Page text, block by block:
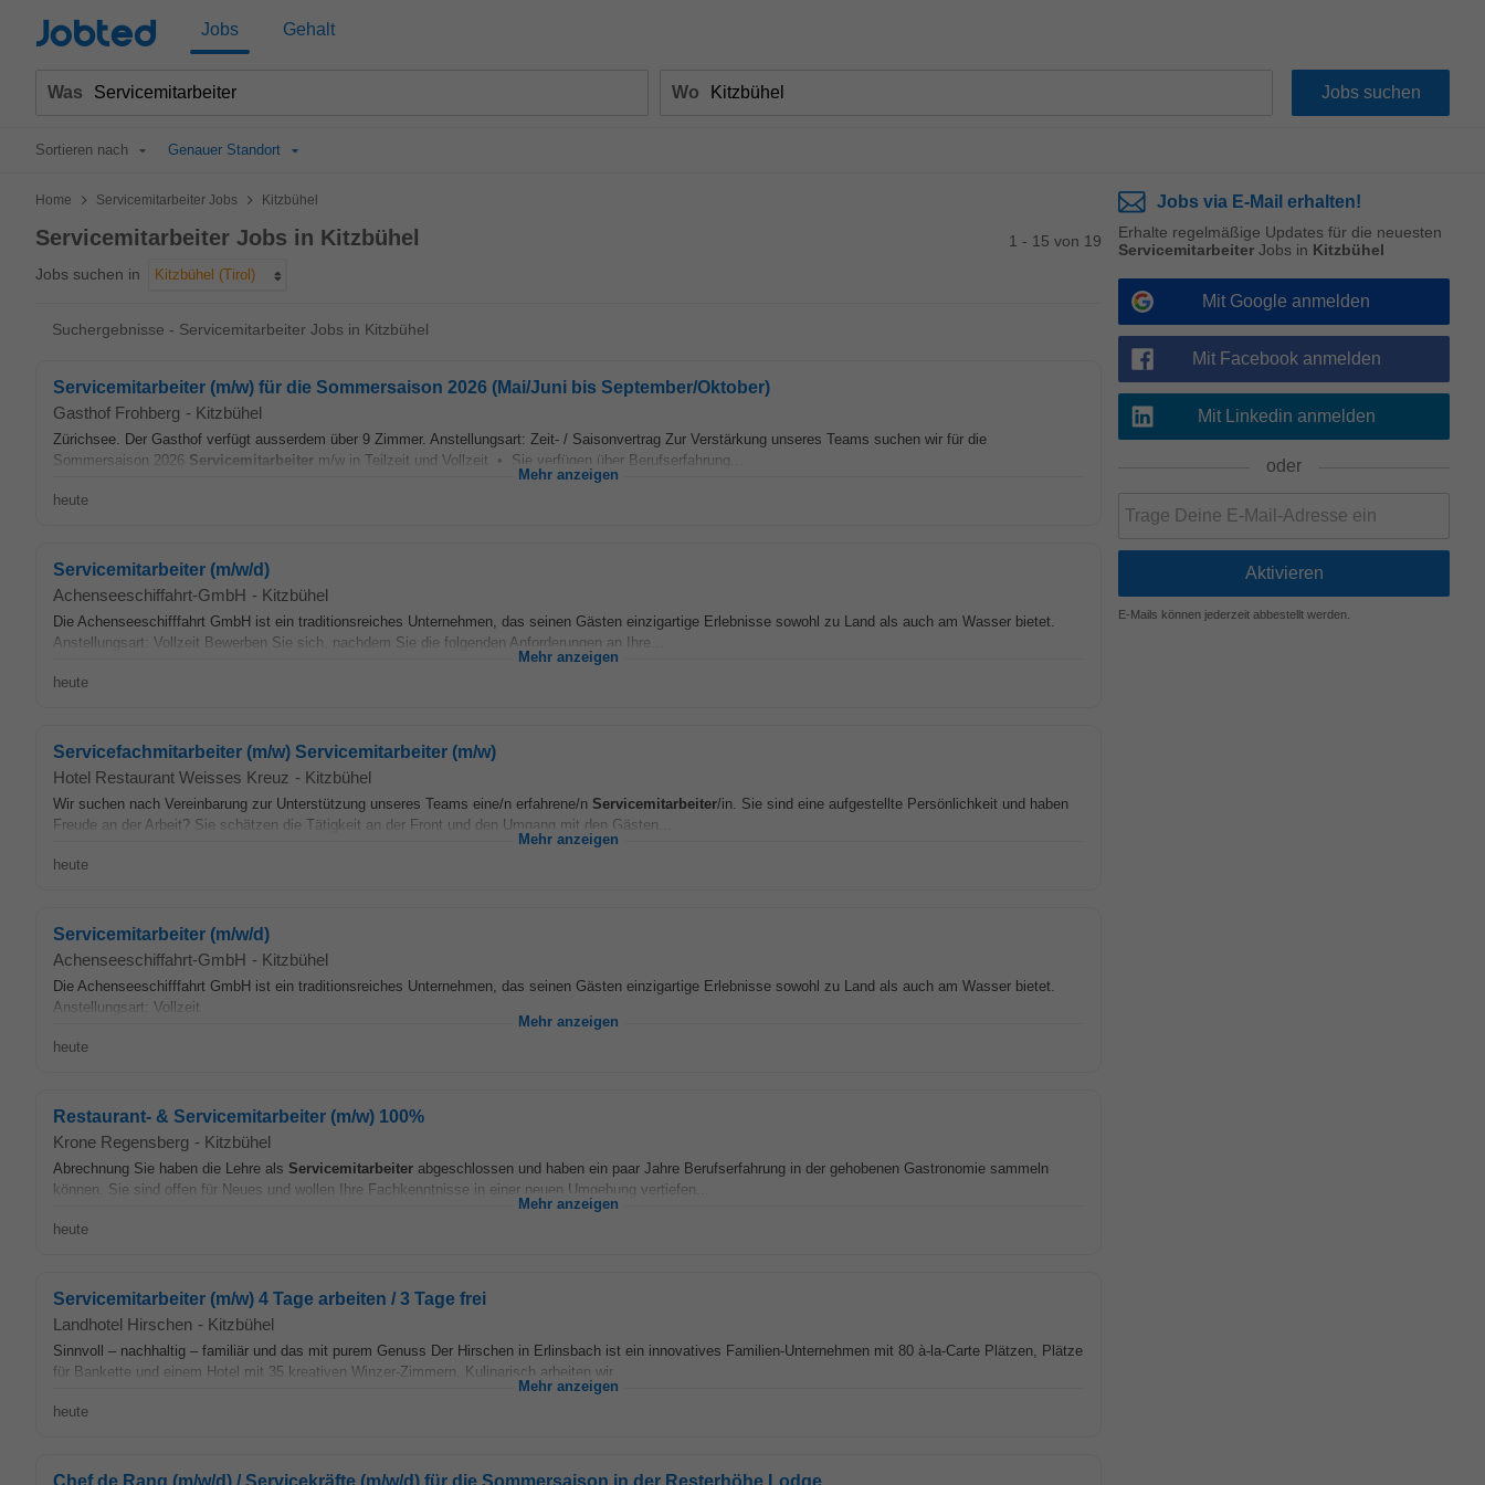
Jobted Jobs Gehalt
Was Wo
Sortieren nach Genauer Standort
Home > Servicemitarbeiter Jobs > Kitzbühel
Servicemitarbeiter Jobs in Kitzbühel
Jobs suchen in Kitzbühel (Tirol)
1 - 15 von 19
Suchergebnisse - Servicemitarbeiter Jobs in Kitzbühel
Servicemitarbeiter (m/w) für die Sommersaison 2026 (Mai/Juni bis September/Oktober)
Gasthof Frohberg - Kitzbühel
Zürichsee. Der Gasthof verfügt ausserdem über 9 Zimmer. Anstellungsart: Zeit- / Saisonvertrag Zur Verstärkung unseres Teams suchen wir für die
Sommersaison 2026 Servicemitarbeiter m/w in Teilzeit und Vollzeit • Sie verfügen über Berufserfahrung...
Mehr anzeigen
heute
Servicemitarbeiter (m/w/d)
Achenseeschiffahrt-GmbH - Kitzbühel
Die Achenseeschifffahrt GmbH ist ein traditionsreiches Unternehmen, das seinen Gästen einzigartige Erlebnisse sowohl zu Land als auch am Wasser bietet.
Anstellungsart: Vollzeit Bewerben Sie sich, nachdem Sie die folgenden Anforderungen an Ihre...
Mehr anzeigen
heute
Servicefachmitarbeiter (m/w) Servicemitarbeiter (m/w)
Hotel Restaurant Weisses Kreuz - Kitzbühel
Wir suchen nach Vereinbarung zur Unterstützung unseres Teams eine/n erfahrene/n Servicemitarbeiter/in. Sie sind eine aufgestellte Persönlichkeit und haben
Freude an der Arbeit? Sie schätzen die Tätigkeit an der Front und den Umgang mit den Gästen...
Mehr anzeigen
heute
Servicemitarbeiter (m/w/d)
Achenseeschiffahrt-GmbH - Kitzbühel
Die Achenseeschifffahrt GmbH ist ein traditionsreiches Unternehmen, das seinen Gästen einzigartige Erlebnisse sowohl zu Land als auch am Wasser bietet.
Anstellungsart: Vollzeit
Mehr anzeigen
heute
Restaurant- & Servicemitarbeiter (m/w) 100%
Krone Regensberg - Kitzbühel
Abrechnung Sie haben die Lehre als Servicemitarbeiter abgeschlossen und haben ein paar Jahre Berufserfahrung in der gehobenen Gastronomie sammeln
können. Sie sind offen für Neues und wollen Ihre Fachkenntnisse in einer neuen Umgebung vertiefen...
Mehr anzeigen
heute
Servicemitarbeiter (m/w) 4 Tage arbeiten / 3 Tage frei
Landhotel Hirschen - Kitzbühel
Sinnvoll – nachhaltig – familiär und das mit purem Genuss Der Hirschen in Erlinsbach ist ein innovatives Familien-Unternehmen mit 80 à-la-Carte Plätzen, Plätze
für Bankette und einem Hotel mit 35 kreativen Winzer-Zimmern. Kulinarisch arbeiten wir...
Mehr anzeigen
heute
Chef de Rang (m/w/d) / Servicekräfte (m/w/d) für die Sommersaison in der Resterhöhe Lodge
Jobs via E-Mail erhalten!
Erhalte regelmäßige Updates für die neuesten
Servicemitarbeiter Jobs in Kitzbühel
Mit Google anmelden
Mit Facebook anmelden
Mit Linkedin anmelden
oder
E-Mails können jederzeit abbestellt werden.